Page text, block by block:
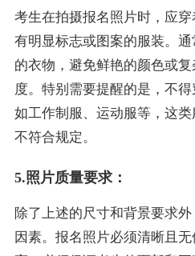
考生在拍摄报名照片时，应
有明显标志或图案的服装。
的衣物，避免鲜艳的颜色或
度。特别需要提醒的是，不
如工作制服、运动服等，这
不符合规定。
5.照片质量要求：
除了上述的尺寸和背景要求
因素。报名照片必须清晰且